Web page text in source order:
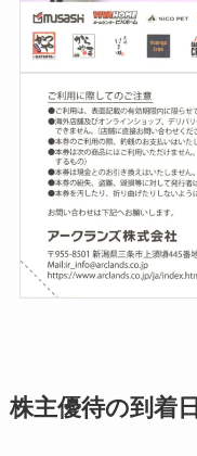
株主優待の到着日